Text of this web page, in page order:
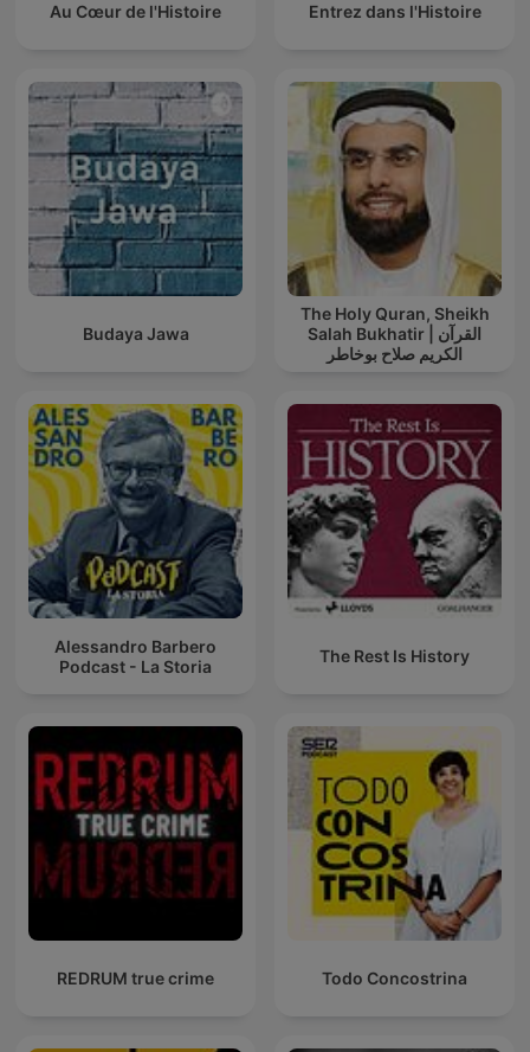
Au Cœur de l'Histoire Entrez dans l'Histoire
Budaya Jawa
The Holy Quran, Sheikh
Salah Bukhatir | القرآن
الكريم صلاح بوخاطر
Alessandro Barbero
Podcast - La Storia
The Rest Is History
REDRUM true crime Todo Concostrina